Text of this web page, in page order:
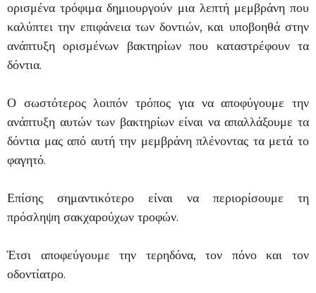
ορισμένα τρόφιμα δημιουργούν μια λεπτή μεμβράνη που
καλύπτει την επιφάνεια των δοντιών, και υποβοηθά στην
ανάπτυξη ορισμένων βακτηρίων που καταστρέφουν τα
δόντια.
Ο σωστότερος λοιπόν τρόπος για να αποφύγουμε την
ανάπτυξη αυτών των βακτηρίων είναι να απαλλάξουμε τα
δόντια μας από αυτή την μεμβράνη πλένοντας τα μετά το
φαγητό.
Επίσης σημαντικότερο είναι να περιορίσουμε τη
πρόσληψη σακχαρούχων τροφών.
Έτσι αποφεύγουμε την τερηδόνα, τον πόνο και τον
οδοντίατρο.